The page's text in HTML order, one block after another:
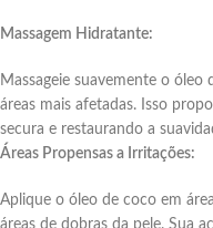
Massagem Hidratante:
Massageie suavemente o
áreas mais afetadas. Isso
secura e restaurando a
Áreas Propensas a Irritações:
Aplique o óleo de coco em
áreas de dobras da pele. Sua